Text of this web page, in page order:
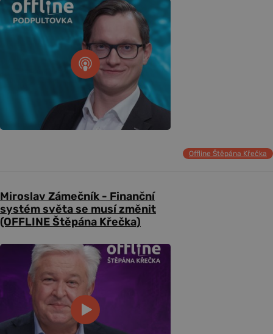
Offline Štěpána Křečka
Miroslav Zámečník - Finanční
systém světa se musí změnit
(OFFLINE Štěpána Křečka)